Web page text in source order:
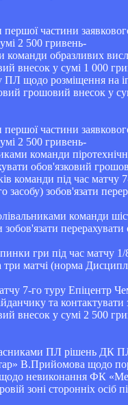
частини
2 500 гривень-
команди образливих
внесок у сумі 1 000
щодо розміщення на
грошовий внесок у
частини
2 500 гривень-
команди
обов'язковий
команди під час
засобу) зобов'язати
команди
гри під час матчу
три матчі (норма
7-го туру Епіцентр
та
внесок у сумі 2 500
ПЛ рішень ДК
В.Прийомова щодо
невиконання ФК
зоні сторонніх